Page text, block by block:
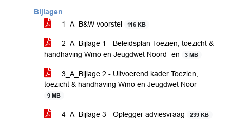
Bijlagen
1_A_B&W voorstel
116 KB
2_A_Bijlage 1 - Beleidsplan Toezien, toezicht &
handhaving Wmo en Jeugdwet Noord- en
3 MB
3_A_Bijlage 2 - Uitvoerend kader Toezien,
toezicht & handhaving Wmo en Jeugdwet Noor
9 MB
4_A_Bijlage 3 - Oplegger adviesvraag 239 KB